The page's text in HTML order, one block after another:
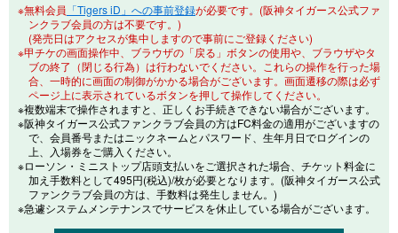
※無料会員 「Tigers iD」への事前登録が必要です。(阪神タイガース公式ファ
ンクラブ会員の方は不要です。)
(発売日はアクセスが集中しますので事前にご登録ください)
※甲チケの画面操作中、ブラウザの「戻る」ボタンの使用や、ブラウザやタ
ブの終了（閉じる行為）は行わないでください。これらの操作を行った場
合、一時的に画面の制御がかかる場合がございます。画面遷移の際は必ず
ページ上に表示されているボタンを押して操作してください。
※複数端末で操作されますと、正しくお手続きできない場合がございます。
※阪神タイガース公式ファンクラブ会員の方はFC料金の適用がございますの
で、会員番号またはニックネームとパスワード、生年月日でログインの
上、入場券をご購入ください。
※ローソン・ミニストップ店頭支払いをご選択された場合、チケット料金に
加え手数料として495円(税込)/枚が必要となります。(阪神タイガース公式
ファンクラブ会員の方は、手数料は発生しません。)
※急遽システムメンテナンスでサービスを休止している場合がございます。